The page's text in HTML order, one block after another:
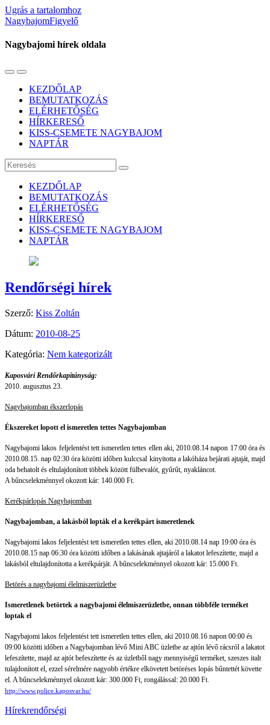
Ugrás a tartalomhoz
NagybajomFigyelő
Nagybajomi hírek oldala
Váltás
mobil
menüre
Használja
keresés
mezőt
KEZDŐLAP
BEMUTATKOZÁS
ELÉRHETŐSÉG
HÍRKERESŐ
KISS-CSEMETE NAGYBAJOM
NAPTÁR
Keresés
KEZDŐLAP
BEMUTATKOZÁS
ELÉRHETŐSÉG
HÍRKERESŐ
KISS-CSEMETE NAGYBAJOM
NAPTÁR
Rendőrségi hírek
Szerző: Kiss Zoltán
Dátum: 2010-08-25
Kategória: Nem kategorizált
Kaposvári Rendőrkapitányság:
2010. augusztus 23.
Nagybajomban ékszerlopás
Ékszereket lopott el ismeretlen tettes Nagybajomban
Nagybajomi lakos feljelentést tett ismeretlen tettes ellen aki, 2010.08.14 napon 17:00 óra és
2010.08.15. nap 02:30 óra közötti időben kulccsal kinyitotta a lakóháza bejárati ajtaját, majd
oda behatolt és eltulajdonított többek között fülbevalót, gyűrűt, nyakláncot.
A bűncselekménnyel okozott kár: 140.000 Ft.
Kerékpárlopás Nagybajomban
Nagybajomban, a lakásból lopták el a kerékpárt ismeretlenek
Nagybajomi lakos feljelentést tett ismeretlen tettes ellen, aki 2010.08.14 nap 19:00 óra és
2010.08.15 nap 06:30 óra közötti időben a lakásának ajtajáról a lakatot lefeszítette, majd a
lakásból eltulajdonította a kerékpárját. A bűncselekménnyel okozott kár: 15.000 Ft.
Betörés a nagybajomi élelmiszerüzletbe
Ismeretlenek betörtek a nagybajomi élelmiszerüzletbe, onnan többféle terméket
loptak el
Nagybajomi lakos feljelentést tett ismeretlen tettes ellen, aki 2010.08.16 napon 00:00 és
09:00 közötti időben a Nagybajomban lévő Mini ABC üzletbe az ajtón lévő rácsról a lakatot
lefeszítette, majd az ajtót befeszítette és az üzletből nagy mennyiségű terméket, szeszes italt
tulajdonított el, ezzel sérelmére nagyobb értékre elkövetett betöréses lopás bűntettét követte
el. A bűncselekménnyel okozott kár: 300.000 Ft, rongálással: 20.000 Ft.
http://www.police.kaposvar.hu/
Hírekrendőrségi